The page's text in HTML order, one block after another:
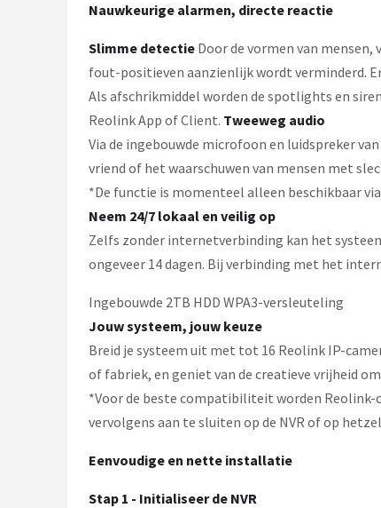
Nauwkeurige alarmen, directe reactie
Slimme detectie Door de vormen van
fout-positieven aanzienlijk wordt verminderd.
Als afschrikmiddel worden de spotlights en
Reolink App of Client. Tweeweg audio
Via de ingebouwde microfoon en luidspreker
vriend of het waarschuwen van mensen met
*De functie is momenteel alleen beschikbaar
Neem 24/7 lokaal en veilig op
Zelfs zonder internetverbinding kan het
ongeveer 14 dagen. Bij verbinding met het
Ingebouwde 2TB HDD WPA3-versleuteling
Jouw systeem, jouw keuze
Breid je systeem uit met tot 16 Reolink IP-
of fabriek, en geniet van de creatieve vrijheid
*Voor de beste compatibiliteit worden Reolink-
vervolgens aan te sluiten op de NVR of op
Eenvoudige en nette installatie
Stap 1 - Initialiseer de NVR